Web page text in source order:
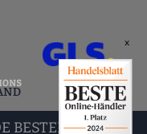
BESTER BAD
x